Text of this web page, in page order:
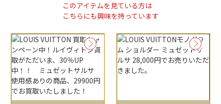
このアイテムを見ている方は
こちらにも興味を持っています